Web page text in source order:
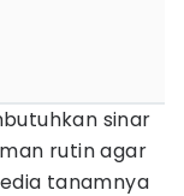
sinar
rutin agar
tanamnya